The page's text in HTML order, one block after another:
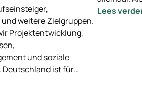
weitere Zielgruppen.
Projektentwicklung,
und soziale
ist für…
Lees